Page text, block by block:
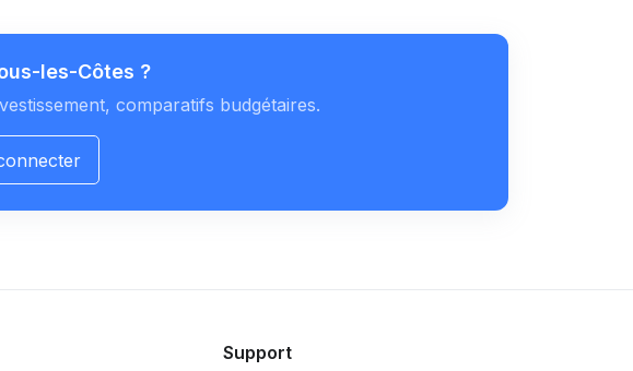
les-Côtes ?
comparatifs budgétaires.
Support